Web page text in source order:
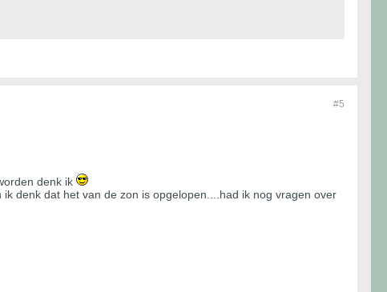
#5
denk ik
denk dat het van de zon is opgelopen....had ik nog vragen over